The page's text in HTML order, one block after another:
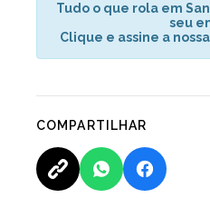
Tudo o que rola em
seu
Clique e assine a
COMPARTILHAR